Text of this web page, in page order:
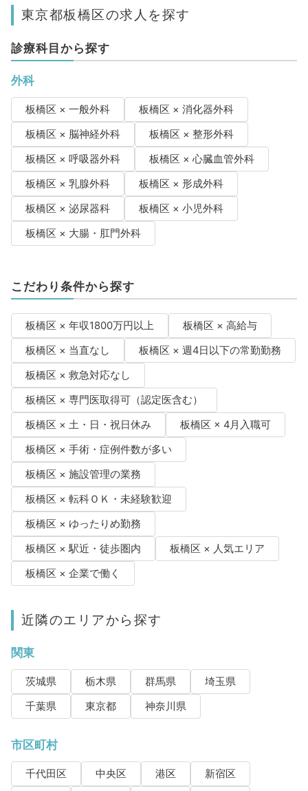
東京都板橋区の求人を探す
診療科目から探す
外科
板橋区 × 一般外科
板橋区 × 消化器外科
板橋区 × 脳神経外科
板橋区 × 整形外科
板橋区 × 呼吸器外科
板橋区 × 心臓血管外科
板橋区 × 乳腺外科
板橋区 × 形成外科
板橋区 × 泌尿器科
板橋区 × 小児外科
板橋区 × 大腸・肛門外科
こだわり条件から探す
板橋区 × 年収1800万円以上
板橋区 × 高給与
板橋区 × 当直なし
板橋区 × 週4日以下の常勤勤務
板橋区 × 救急対応なし
板橋区 × 専門医取得可（認定医含む）
板橋区 × 土・日・祝日休み
板橋区 × 4月入職可
板橋区 × 手術・症例件数が多い
板橋区 × 施設管理の業務
板橋区 × 転科ＯＫ・未経験歓迎
板橋区 × ゆったりめ勤務
板橋区 × 駅近・徒歩圏内
板橋区 × 人気エリア
板橋区 × 企業で働く
近隣のエリアから探す
関東
茨城県 栃木県 群馬県
埼玉県
千葉県
東京都 神奈川県
市区町村
千代田区 中央区 港区
新宿区